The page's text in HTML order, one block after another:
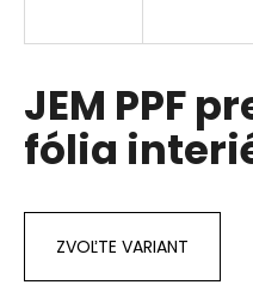
JEM PPF
fólia
ZVOĽTE VARIANT
s
ť
?